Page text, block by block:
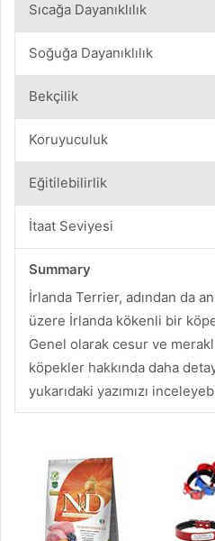
Sıcağa Dayanıklılık
Soğuğa Dayanıklılık
Bekçilik
Koruyuculuk
Eğitilebilirlik
İtaat Seviyesi
Summary
İrlanda Terrier, adından da
üzere İrlanda kökenli bir
Genel olarak cesur ve
köpekler hakkında daha
yukarıdaki yazımızı